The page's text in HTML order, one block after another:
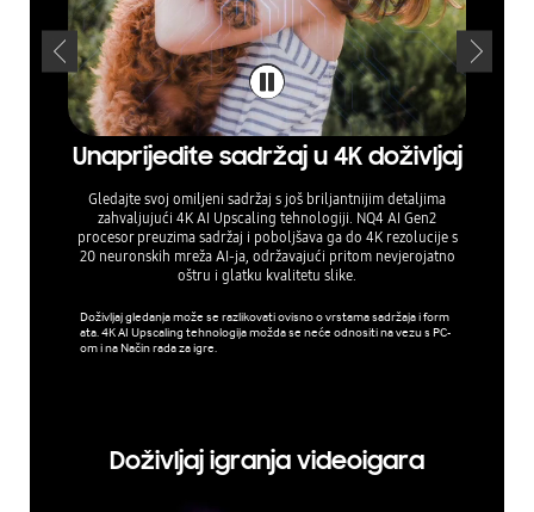
Unaprijedite sadržaj u 4K doživljaj
Gledajte svoj omiljeni sadržaj s još briljantnijim detaljima
zahvaljujući 4K AI Upscaling tehnologiji. NQ4 AI Gen2
procesor preuzima sadržaj i poboljšava ga do 4K rezolucije s
20 neuronskih mreža AI-ja, održavajući pritom nevjerojatno
oštru i glatku kvalitetu slike.
Doživljaj gledanja može se razlikovati ovisno o vrstama sadržaja i form
ata. 4K AI Upscaling tehnologija možda se neće odnositi na vezu s PC-
om i na Način rada za igre.
Doživljaj igranja videoigara